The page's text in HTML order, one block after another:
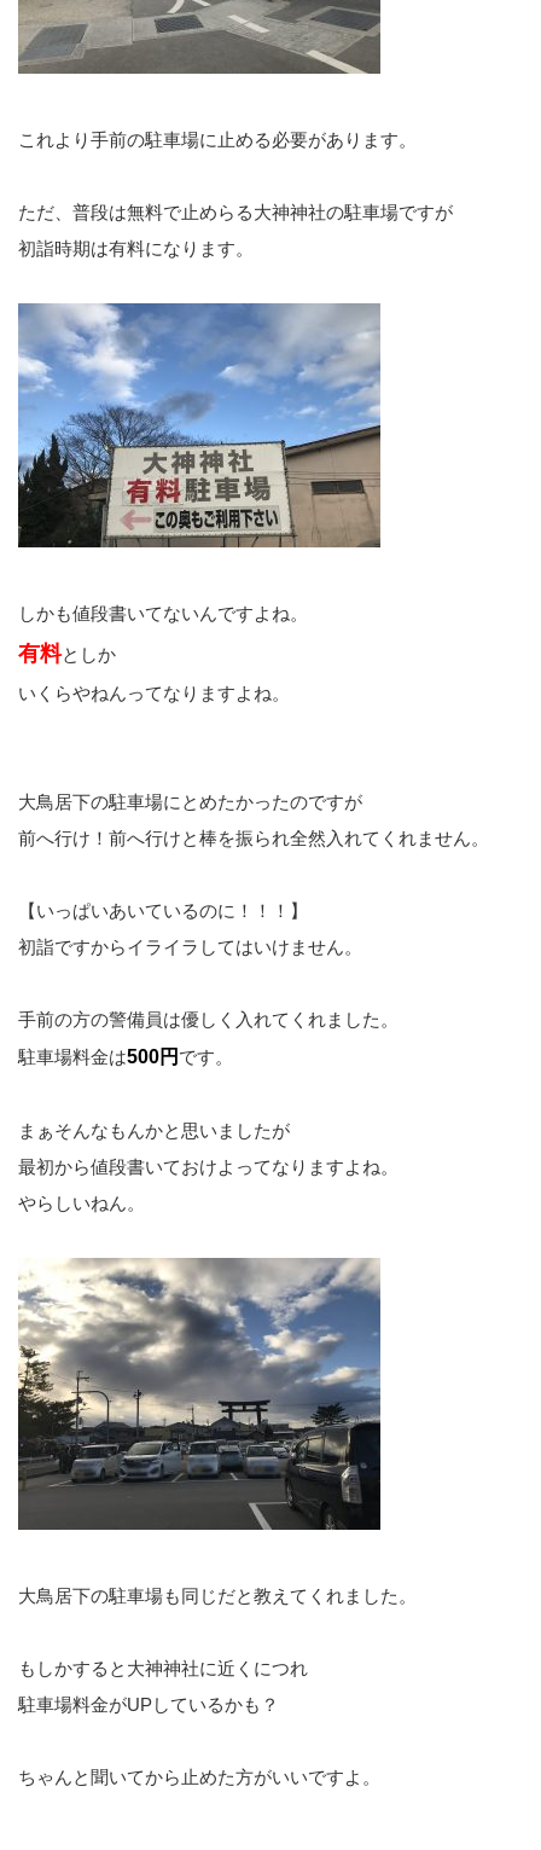
これより手前の駐車場に止める必要があります。
ただ、普段は無料で止めらる大神神社の駐車場ですが
初詣時期は有料になります。
しかも値段書いてないんですよね。
有料としか
いくらやねんってなりますよね。
大鳥居下の駐車場にとめたかったのですが
前へ行け！前へ行けと棒を振られ全然入れてくれません。
【いっぱいあいているのに！！！】
初詣ですからイライラしてはいけません。
手前の方の警備員は優しく入れてくれました。
駐車場料金は500円 です。
まぁそんなもんかと思いましたが
最初から値段書いておけよってなりますよね。
やらしいねん。
大鳥居下の駐車場も同じだと教えてくれました。
もしかすると大神神社に近くにつれ
駐車場料金がUPしているかも？
ちゃんと聞いてから止めた方がいいですよ。